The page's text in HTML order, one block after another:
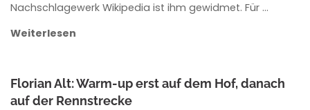
Nachschlagewerk Wikipedia ist ihm gewidmet. Für …
Weiterlesen
Florian Alt: Warm-up erst auf dem Hof, danach
auf der Rennstrecke